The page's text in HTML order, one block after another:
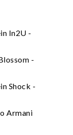
In2U -
-
Shock -
Armani